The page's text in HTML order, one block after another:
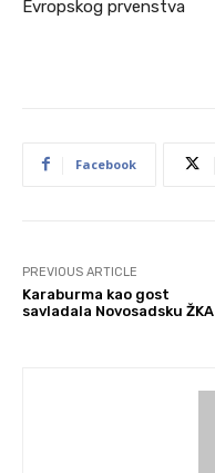
Evropskog prvenstva
Facebook
PREVIOUS ARTICLE
Karaburma kao gost
savladala Novosadsku ŽKA